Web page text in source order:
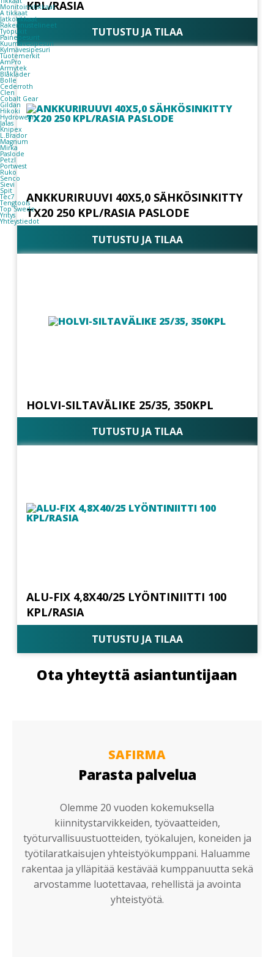
Monitoimitikkaat
A tikkaat
Jatkotikkaat
Rakennustelineet
Työpukit
Painepesurit
Kuumavesipesuri
Kylmävesipesuri
Tuotemerkit
AmPro
Armytek
Blåkläder
Bolle
Cederroth
Clen
Cobalt Gear
Gildan
Hikoki
Hydrowear
Jalas
Knipex
L.Brador
Magnum
Mirka
Paslode
Petzl
Portwest
Ruko
Senco
Sievi
Spit
Tec7
Tengtools
Top Swede
Yritys
Yhteystiedot
KPL/RASIA
TUTUSTU JA TILAA
ANKKURIRUUVI 40X5,0 SÄHKÖSINKITTY
TX20 250 KPL/RASIA PASLODE
TUTUSTU JA TILAA
HOLVI-SILTAVÄLIKE 25/35, 350KPL
TUTUSTU JA TILAA
ALU-FIX 4,8X40/25 LYÖNTINIITTI 100
KPL/RASIA
TUTUSTU JA TILAA
Ota yhteyttä asiantuntijaan
SAFIRMA
Parasta palvelua
Olemme 20 vuoden kokemuksella
kiinnitystarvikkeiden, työvaatteiden,
työturvallisuustuotteiden, työkalujen, koneiden ja
työtilaratkaisujen yhteistyökumppani. Haluamme
rakentaa ja ylläpitää kestävää kumppanuutta sekä
arvostamme luotettavaa, rehellistä ja avointa
yhteistyötä.